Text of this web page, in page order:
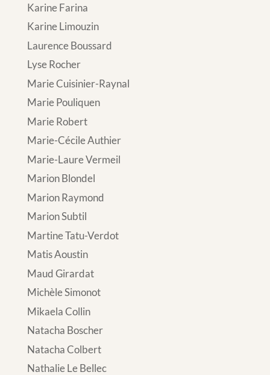
Karine Farina
Karine Limouzin
Laurence Boussard
Lyse Rocher
Marie Cuisinier-Raynal
Marie Pouliquen
Marie Robert
Marie-Cécile Authier
Marie-Laure Vermeil
Marion Blondel
Marion Raymond
Marion Subtil
Martine Tatu-Verdot
Matis Aoustin
Maud Girardat
Michèle Simonot
Mikaela Collin
Natacha Boscher
Natacha Colbert
Nathalie Le Bellec